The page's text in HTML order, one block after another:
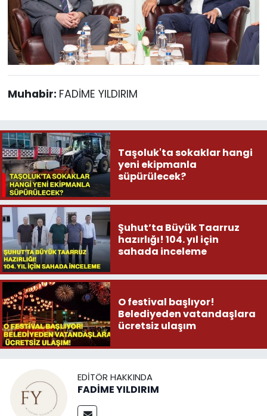
Muhabir: FADİME YILDIRIM
Taşoluk'ta sokaklar hangi
yeni ekipmanla
süpürülecek?
Şuhut’ta Büyük Taarruz
hazırlığı! 104. yıl için
sahada inceleme
O festival başlıyor!
Belediyeden vatandaşlara
ücretsiz ulaşım
EDITÖR HAKKINDA
FADİME YILDIRIM